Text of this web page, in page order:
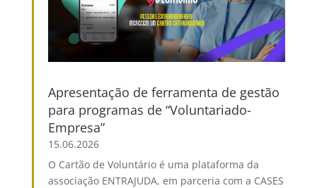
Apresentação de ferramenta de gestão
para programas de “Voluntariado-
Empresa”
15.06.2026
O Cartão de Voluntário é uma plataforma da
associação ENTRAJUDA, em parceria com a CASES